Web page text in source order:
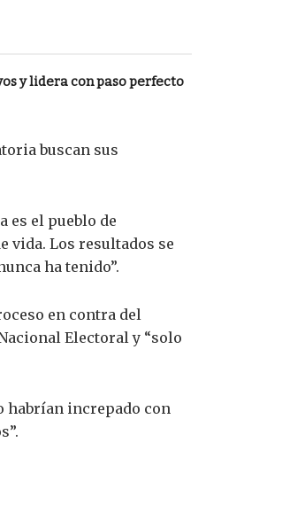
y lidera con paso perfecto
buscan sus
es el pueblo de
vida. Los resultados se
ha tenido”.
en contra del
Electoral y “solo
habrían increpado con